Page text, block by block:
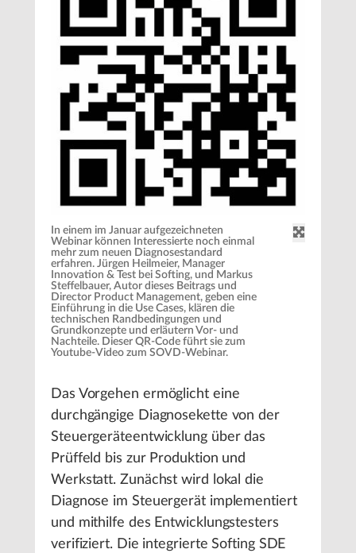
In einem im Januar aufgezeichneten
Webinar können Interessierte noch einmal
mehr zum neuen Diagnosestandard
erfahren. Jürgen Heilmeier, Manager
Innovation & Test bei Softing, und Markus
Steffelbauer, Autor dieses Beitrags und
Director Product Management, geben eine
Einführung in die Use Cases, klären die
technischen Randbedingungen und
Grundkonzepte und erläutern Vor- und
Nachteile. Dieser QR-Code führt sie zum
Youtube-Video zum SOVD-Webinar.
Das Vorgehen ermöglicht eine
durchgängige Diagnosekette von der
Steuergeräteentwicklung über das
Prüffeld bis zur Produktion und
Werkstatt. Zunächst wird lokal die
Diagnose im Steuergerät implementiert
und mithilfe des Entwicklungstesters
verifiziert. Die integrierte Softing SDE